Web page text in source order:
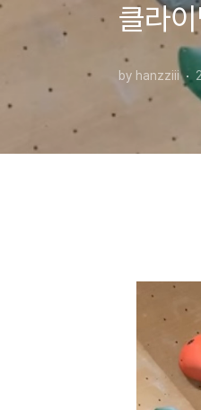
클라
by hanzziii